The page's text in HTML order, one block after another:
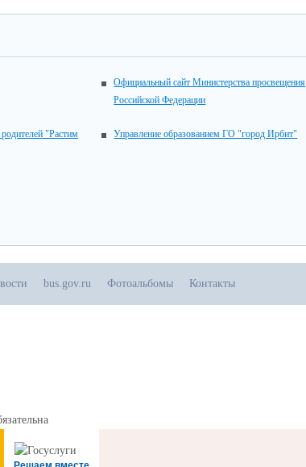
Официальный сайт Министерства просвещения
Российской Федерации
"Растим
Управление образованием ГО "город Ирбит"
bus.gov.ru Фотоальбомы Контакты